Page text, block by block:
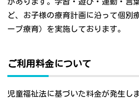
があります。学習・遊び・運動・言
ど、お子様の療育計画に沿って個別
ープ療育）を実施しております。
ご利用料金について
児童福祉法に基づいた料金が発生し